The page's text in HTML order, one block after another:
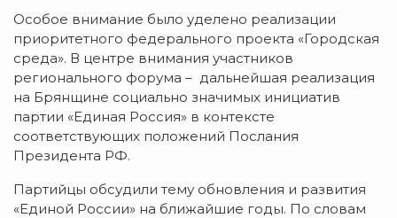
Особое внимание было уделено реализации
приоритетного федерального проекта «Городская
среда». В центре внимания участников
регионального форума – дальнейшая реализация
на Брянщине социально значимых инициатив
партии «Единая Россия» в контексте
соответствующих положений Послания
Президента РФ.
Партийцы обсудили тему обновления и развития
«Единой России» на ближайшие годы. По словам